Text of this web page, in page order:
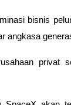
bisnis
angkasa
privat